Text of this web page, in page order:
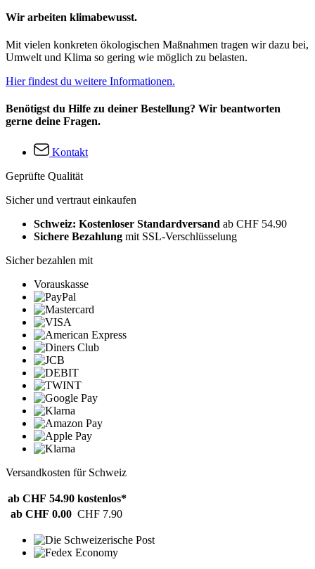
Wir arbeiten klimabewusst.
Mit vielen konkreten ökologischen Maßnahmen tragen wir dazu bei,
Umwelt und Klima so gering wie möglich zu belasten.
Hier findest du weitere Informationen.
Benötigst du Hilfe zu deiner Bestellung? Wir beantworten
gerne deine Fragen.
Kontakt
Geprüfte Qualität
Sicher und vertraut einkaufen
Schweiz: Kostenloser Standardversand ab CHF 54.90
Sichere Bezahlung mit SSL-Verschlüsselung
Sicher bezahlen mit
Vorauskasse
Versandkosten für Schweiz
ab CHF 54.90 kostenlos*
ab CHF 0.00 CHF 7.90